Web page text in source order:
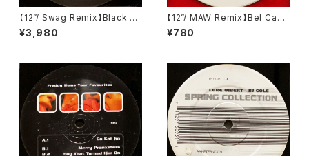
【12”/ Swag Remix】Black Sc
ience Orchestra / New Jer
sey Deep (Junior Boy's O
¥3,980
【12”/ MAW Remix】Bel Cant
o / Rumour (Remixes By M
asters At Work) (Lava) (Atl
¥780